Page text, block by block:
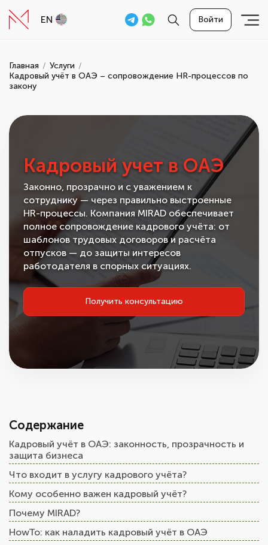
EN Войти
Главная
Услуги
Кадровый учёт в ОАЭ – сопровождение HR-процессов по
закону
Кадровый учет в ОАЭ
Законно, прозрачно и с уважением к
сотруднику — через правильно выстроенные
HR-процессы. Компания MIRAD обеспечивает
полное сопровождение кадрового учёта: от
шаблонов трудовых договоров и расчёта
отпусков — до защиты интересов
работодателя в спорных ситуациях.
Получить консультацию
Содержание
Кадровый учёт в ОАЭ: законность, прозрачность и
защита бизнеса
Что входит в услугу кадрового учёта?
Кому особенно важен кадровый учёт?
Почему MIRAD?
HowTo: как наладить кадровый учёт в ОАЭ